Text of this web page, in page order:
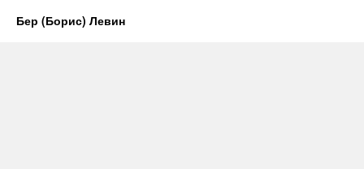
Бер (Борис) Левин